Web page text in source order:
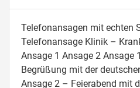
Telefonansagen mit echten
Telefonansage Klinik –
Ansage 1 Ansage 2 Ansage
Begrüßung mit der
Ansage 2 – Feierabend mit